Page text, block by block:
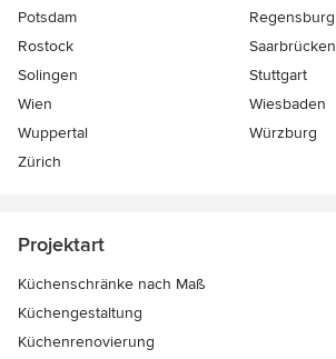
Potsdam
Regensburg
Rostock
Saarbrücken
Solingen
Stuttgart
Wien
Wiesbaden
Wuppertal
Würzburg
Zürich
Projektart
Küchenschränke nach Maß
Küchengestaltung
Küchenrenovierung